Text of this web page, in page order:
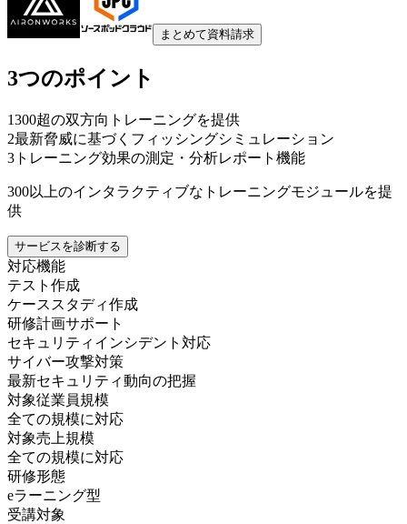
まとめて資料請求
3つのポイント
1300超の双方向トレーニングを提供
2最新脅威に基づくフィッシングシミュレーション
3 トレーニング効果の測定・分析レポート機能
300以上のインタラクティブなトレーニングモジュールを提
供
サービスを診断する
対応機能
テスト作成
ケーススタディ作成
研修計画サポート
セキュリティインシデント対応
サイバー攻撃対策
最新セキュリティ動向の把握
対象従業員規模
全ての規模に対応
対象売上規模
全ての規模に対応
研修形態
eラーニング型
受講対象